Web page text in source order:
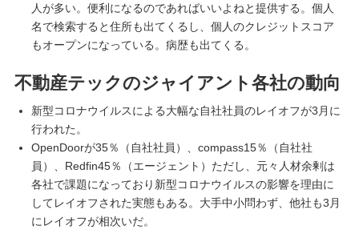
人が多い。便利になるのであればいいよねと提供する。個人
名で検索すると住所も出てくるし、個人のクレジットスコア
もオープンになっている。病歴も出てくる。
不動産テックのジャイアント各社の動向
新型コロナウイルスによる大幅な自社社員のレイオフが3月に
行われた。
OpenDoorが35％（自社社員）、compass15％（自社社
員）、Redfin45％（エージェント）ただし、元々人材余剰は
各社で課題になっており新型コロナウイルスの影響を理由に
してレイオフされた実態もある。大手中小問わず、他社も3月
にレイオフが相次いだ。